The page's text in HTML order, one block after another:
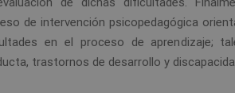
de intervención psicopedagógica
en el proceso de aprendizaje;
trastornos de desarrollo y